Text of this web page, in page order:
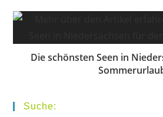
Die schönsten Seen in
Suche: